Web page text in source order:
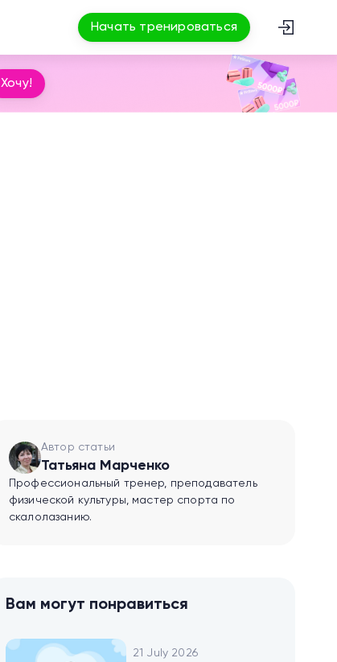
Начать тренироваться
Хочу!
Автор статьи
Татьяна Марченко
Профессиональный тренер, преподаватель
физической культуры, мастер спорта по
скалолазанию.
Вам могут понравиться
21 July 2026